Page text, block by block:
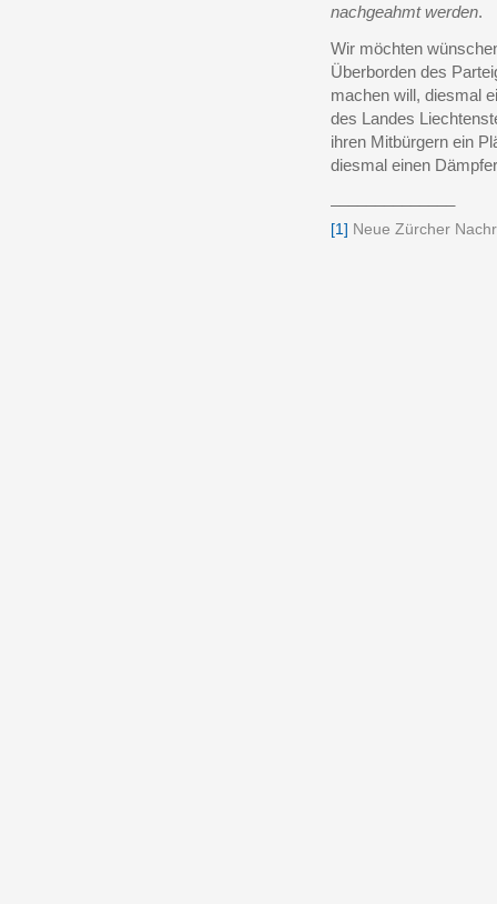
nachgeahmt werden.
Wir möchten
Überborden des
machen will, diesmal
des Landes
ihren Mitbürgern ein
diesmal einen
[1] Neue Zürcher